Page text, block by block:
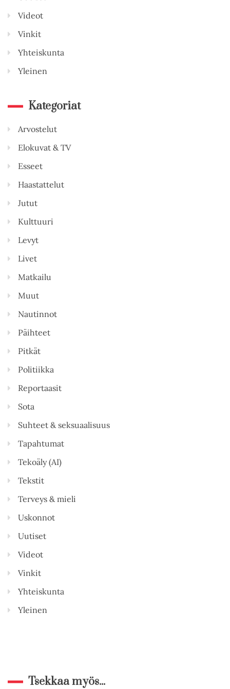
Videot
Vinkit
Yhteiskunta
Yleinen
Kategoriat
Arvostelut
Elokuvat & TV
Esseet
Haastattelut
Jutut
Kulttuuri
Levyt
Livet
Matkailu
Muut
Nautinnot
Päihteet
Pitkät
Politiikka
Reportaasit
Sota
Suhteet & seksuaalisuus
Tapahtumat
Tekoäly (AI)
Tekstit
Terveys & mieli
Uskonnot
Uutiset
Videot
Vinkit
Yhteiskunta
Yleinen
Tsekkaa myös...